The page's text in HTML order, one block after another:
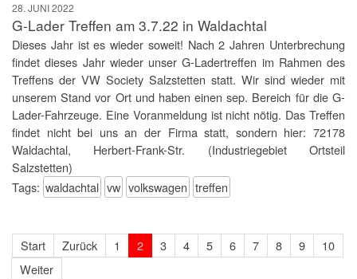
28. JUNI 2022
G-Lader Treffen am 3.7.22 in Waldachtal
Dieses Jahr ist es wieder soweit! Nach 2 Jahren Unterbrechung
findet dieses Jahr wieder unser G-Ladertreffen im Rahmen des
Treffens der VW Society Salzstetten statt. Wir sind wieder mit
unserem Stand vor Ort und haben einen sep. Bereich für die G-
Lader-Fahrzeuge. Eine Voranmeldung ist nicht nötig. Das Treffen
findet nicht bei uns an der Firma statt, sondern hier: 72178
Waldachtal, Herbert-Frank-Str. (Industriegebiet Ortsteil
Salzstetten)
Tags: waldachtal vw volkswagen treffen
Start Zurück 1 2 3 4 5 6 7 8 9
10
Weiter